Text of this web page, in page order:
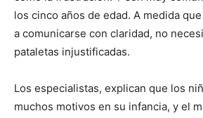
los cinco años de edad. A medida
a comunicarse con claridad, no
pataletas injustificadas.
Los especialistas, explican que los
muchos motivos en su infancia, y el